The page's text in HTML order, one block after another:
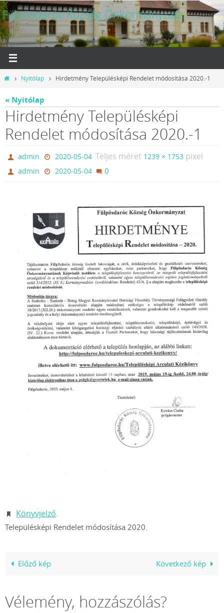
Megszakítás
Fülpösdaróc Község Önkormányzata
OtthonNyitólap Hirdetmény Településképi Rendelet módosítása 2020.-1
« Nyitólap
Hirdetmény Településképi
Rendelet módosítása 2020.-1
admin 2020-05-04 Teljes méret 1239 × 1753pixel
admin 2020-05-04 0
Könyvjelző.
Településképi Rendelet módosítása 2020.
Előző kép Következő kép
Vélemény, hozzászólás?